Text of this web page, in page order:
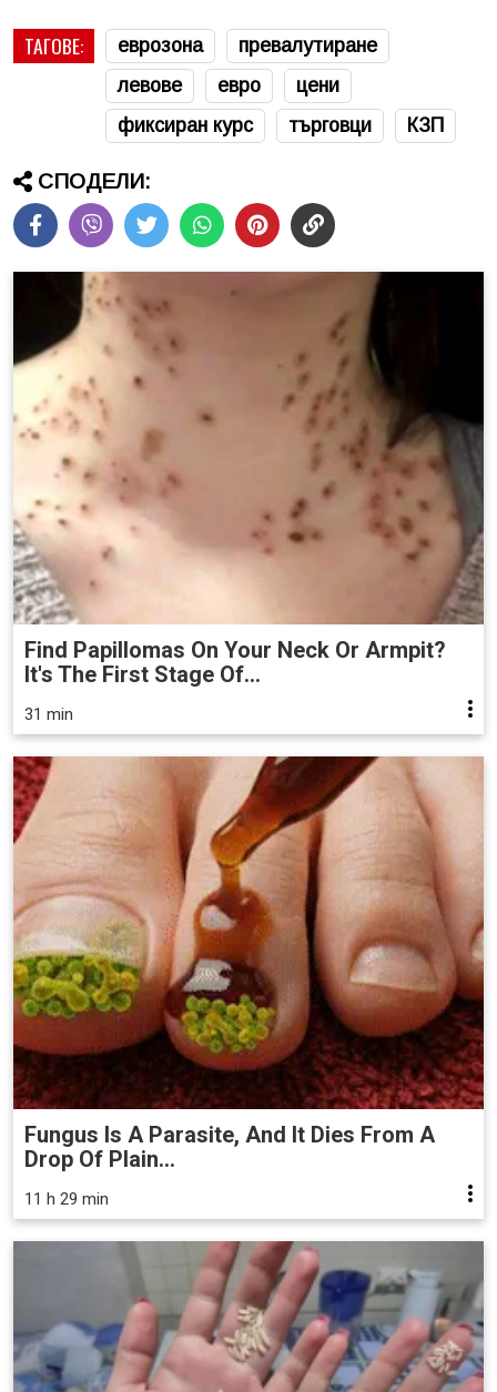
ТАГОВЕ: еврозона
превалутиране
левове
евро
цени
фиксиран курс
търговци КЗП
СПОДЕЛИ:
Find Papillomas On Your Neck Or Armpit?
It's The First Stage Of...
31 min
Fungus Is A Parasite, And It Dies From A
Drop Of Plain...
11 h 29 min